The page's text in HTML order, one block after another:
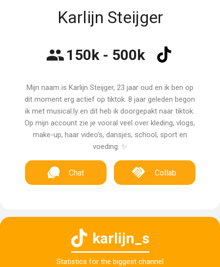
Karlijn Steijger
150k - 500k
Mijn naam is Karlijn Steijger, 23 jaar oud en ik ben op
dit moment erg actief op tiktok. 8 jaar geleden begon
ik met musical.ly en dit heb ik doorgepakt naar tiktok.
Op mijn account zie je vooral veel over kleding, vlogs,
make-up, haar video’s, dansjes, school, sport en
voeding. ✨
Chat Collab
karlijn_s
Statistics for the biggest channel